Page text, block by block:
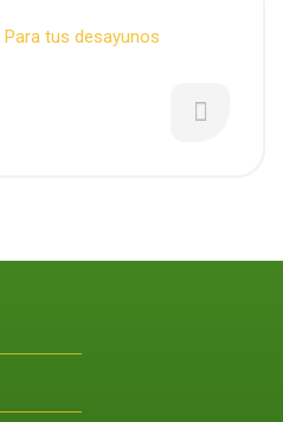
Para tus desayunos